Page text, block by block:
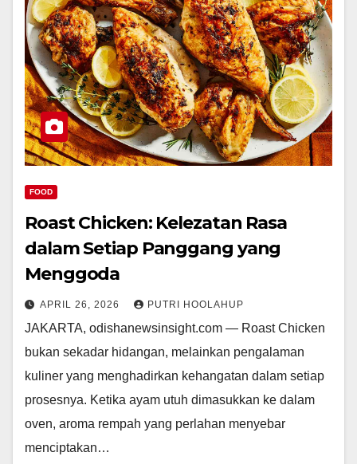
FOOD
Roast Chicken: Kelezatan Rasa
dalam Setiap Panggang yang
Menggoda
APRIL 26, 2026 PUTRI HOOLAHUP
JAKARTA, odishanewsinsight.com — Roast Chicken
bukan sekadar hidangan, melainkan pengalaman
kuliner yang menghadirkan kehangatan dalam setiap
prosesnya. Ketika ayam utuh dimasukkan ke dalam
oven, aroma rempah yang perlahan menyebar
menciptakan…